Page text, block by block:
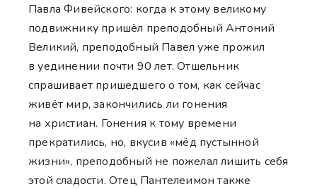
Павла Фивейского: когда к этому великому
подвижнику пришёл преподобный Антоний
Великий, преподобный Павел уже прожил
в уединении почти 90 лет. Отшельник
спрашивает пришедшего о том, как сейчас
живёт мир, закончились ли гонения
на христиан. Гонения к тому времени
прекратились, но, вкусив «мёд пустынной
жизни», преподобный не пожелал лишить себя
этой сладости. Отец Пантелеимон также